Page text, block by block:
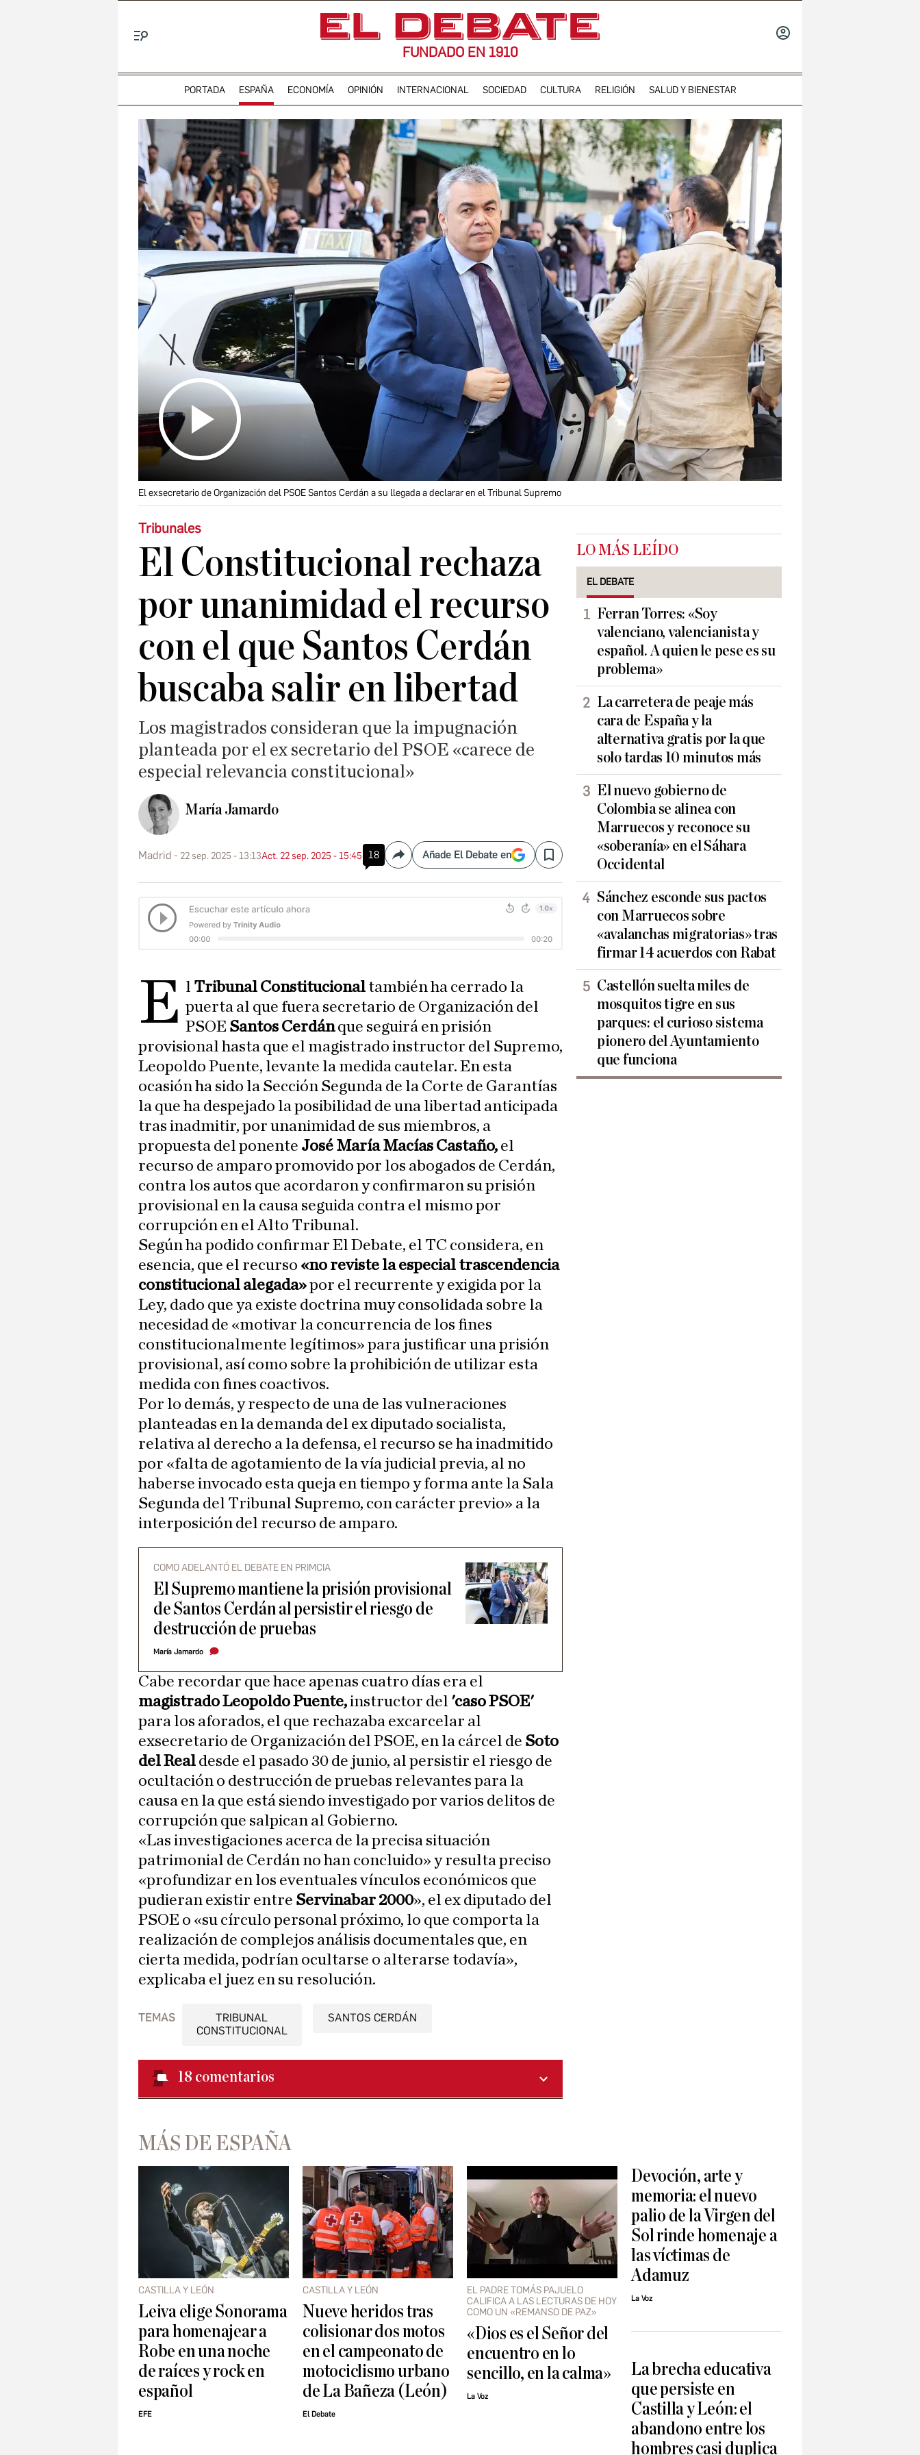
FUNDADO EN 1910
PORTADA ESPAÑA ECONOMÍA OPINIÓN INTERNACIONAL SOCIEDAD CULTURA RELIGIÓN SALUD Y BIENESTAR
El exsecretario de Organización del PSOE Santos Cerdán a su llegada a declarar en el Tribunal Supremo
Tribunales
El Constitucional rechaza
por unanimidad el recurso
con el que Santos Cerdán
buscaba salir en libertad
Los magistrados consideran que la impugnación
planteada por el ex secretario del PSOE «carece de
especial relevancia constitucional»
María Jamardo
Madrid 22 sep. 2025 - 13:13Act. 22 sep. 2025 - 15:45 18 CompartirAñade El Debate en Save
E l Tribunal Constitucional también ha cerrado la
puerta al que fuera secretario de Organización del
PSOE Santos Cerdánque seguirá en prisión
provisional hasta que el magistrado instructor del Supremo,
Leopoldo Puente, levante la medida cautelar. En esta
ocasión ha sido la Sección Segunda de la Corte de Garantías
la que ha despejado la posibilidad de una libertad anticipada
tras inadmitir, por unanimidad de sus miembros, a
propuesta del ponente José María Macías Castaño, el
recurso de amparo promovido por los abogados de Cerdán,
contra los autos que acordaron y confirmaron su prisión
provisional en la causa seguida contra el mismo por
corrupción en el Alto Tribunal.
Según ha podido confirmar El Debate, el TC considera, en
esencia, que el recurso «no reviste la especial trascendencia
constitucional alegada»por el recurrente y exigida por la
Ley, dado que ya existe doctrina muy consolidada sobre la
necesidad de «motivar la concurrencia de los fines
constitucionalmente legítimos» para justificar una prisión
provisional, así como sobre la prohibición de utilizar esta
medida con fines coactivos.
Por lo demás, y respecto de una de las vulneraciones
planteadas en la demanda del ex diputado socialista,
relativa al derecho a la defensa, el recurso se ha inadmitido
por «falta de agotamiento de la vía judicial previa, al no
haberse invocado esta queja en tiempo y forma ante la Sala
Segunda del Tribunal Supremo, con carácter previo» a la
interposición del recurso de amparo.
COMO ADELANTÓ EL DEBATE EN PRIMCIA
El Supremo mantiene la prisión provisional
de Santos Cerdán al persistir el riesgo de
destrucción de pruebas
María Jamardo
Cabe recordar que hace apenas cuatro días era el
magistrado Leopoldo Puente,instructor del 'caso PSOE'
para los aforados, el que rechazaba excarcelar al
exsecretario de Organización del PSOE, en la cárcel de Soto
del Real desde el pasado 30 de junio, al persistir el riesgo de
ocultación o destrucción de pruebas relevantes para la
causa en la que está siendo investigado por varios delitos de
corrupción que salpican al Gobierno.
«Las investigaciones acerca de la precisa situación
patrimonial de Cerdán no han concluido» y resulta preciso
«profundizar en los eventuales vínculos económicos que
pudieran existir entre Servinabar 2000», el ex diputado del
PSOE o «su círculo personal próximo, lo que comporta la
realización de complejos análisis documentales que, en
cierta medida, podrían ocultarse o alterarse todavía»,
explicaba el juez en su resolución.
TEMAS
TRIBUNAL
CONSTITUCIONAL
SANTOS CERDÁN
18 comentarios
LO MÁS LEÍDO
EL DEBATE
Ferran Torres: «Soy
valenciano, valencianista y
español. A quien le pese es su
problema»
La carretera de peaje más
cara de España y la
alternativa gratis por la que
solo tardas 10 minutos más
El nuevo gobierno de
Colombia se alinea con
Marruecos y reconoce su
«soberanía» en el Sáhara
Occidental
Sánchez esconde sus pactos
con Marruecos sobre
«avalanchas migratorias» tras
firmar 14 acuerdos con Rabat
Castellón suelta miles de
mosquitos tigre en sus
parques: el curioso sistema
pionero del Ayuntamiento
que funciona
MÁS DE ESPAÑA
CASTILLA Y LEÓN
Leiva elige Sonorama
para homenajear a
Robe en una noche
de raíces y rock en
español
EFE
CASTILLA Y LEÓN
Nueve heridos tras
colisionar dos motos
en el campeonato de
motociclismo urbano
de La Bañeza (León)
El Debate
EL PADRE TOMÁS PAJUELO
CALIFICA A LAS LECTURAS DE HOY
COMO UN «REMANSO DE PAZ»
«Dios es el Señor del
encuentro en lo
sencillo, en la calma»
La Voz
Devoción, arte y
memoria: el nuevo
palio de la Virgen del
Sol rinde homenaje a
las víctimas de
Adamuz
La Voz
La brecha educativa
que persiste en
Castilla y León: el
abandono entre los
hombres casi duplica